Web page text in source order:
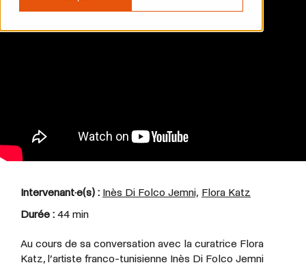
Intervenant·e(s) : Inès Di Folco Jemni, Flora Katz
Durée : 44 min
Au cours de sa conversation avec la curatrice Flora
Katz, l’artiste franco-tunisienne Inès Di Folco Jemni